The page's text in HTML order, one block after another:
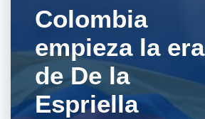
Colombia
empieza la era
de De la
Espriella